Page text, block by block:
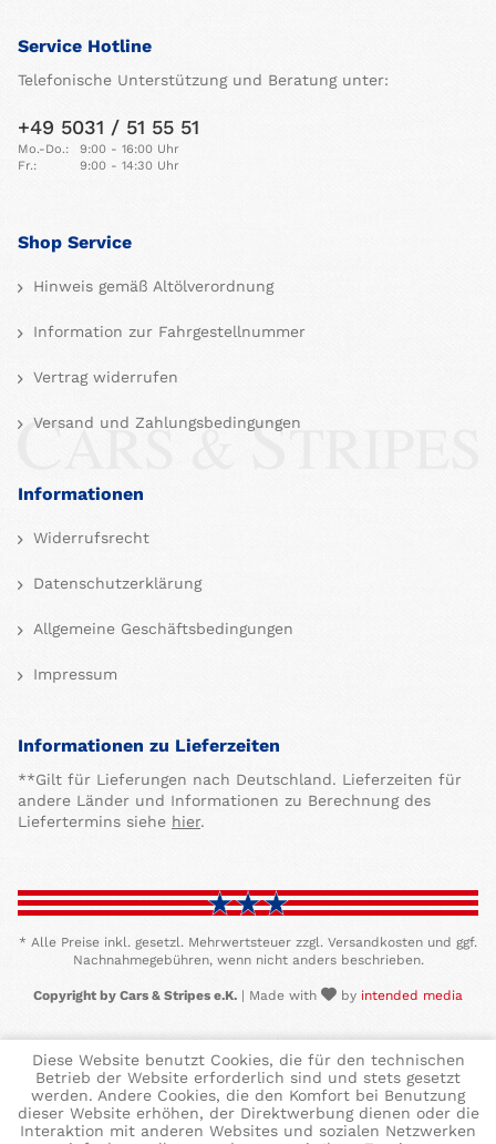
Service Hotline
Telefonische Unterstützung und Beratung unter:
+49 5031 / 51 55 51
Mo.-Do.:
9:00 - 16:00 Uhr
Fr.:
9:00 - 14:30 Uhr
Shop Service
Hinweis gemäß Altölverordnung
Information zur Fahrgestellnummer
Vertrag widerrufen
Versand und Zahlungsbedingungen
Informationen
Widerrufsrecht
Datenschutzerklärung
Allgemeine Geschäftsbedingungen
Impressum
Informationen zu Lieferzeiten
**Gilt für Lieferungen nach Deutschland. Lieferzeiten für
andere Länder und Informationen zu Berechnung des
Liefertermins siehe hier.
* Alle Preise inkl. gesetzl. Mehrwertsteuer zzgl. Versandkosten und ggf.
Nachnahmegebühren, wenn nicht anders beschrieben.
Copyright by Cars & Stripes e.K. | Made with by intended media
Diese Website benutzt Cookies, die für den technischen
Betrieb der Website erforderlich sind und stets gesetzt
werden. Andere Cookies, die den Komfort bei Benutzung
dieser Website erhöhen, der Direktwerbung dienen oder die
Interaktion mit anderen Websites und sozialen Netzwerken